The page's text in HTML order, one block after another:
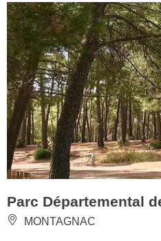
Parc Départemental
MONTAGNAC